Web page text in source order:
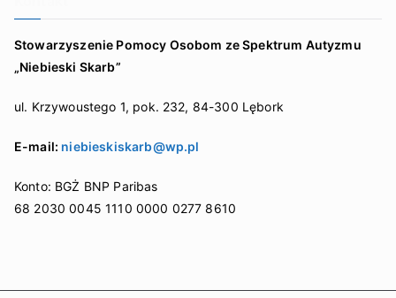
Stowarzyszenie Pomocy Osobom ze Spektrum Autyzmu
„Niebieski Skarb”
ul. Krzywoustego 1, pok. 232, 84-300 Lębork
E-mail: niebieskiskarb@wp.pl
Konto: BGŻ BNP Paribas
68 2030 0045 1110 0000 0277 8610